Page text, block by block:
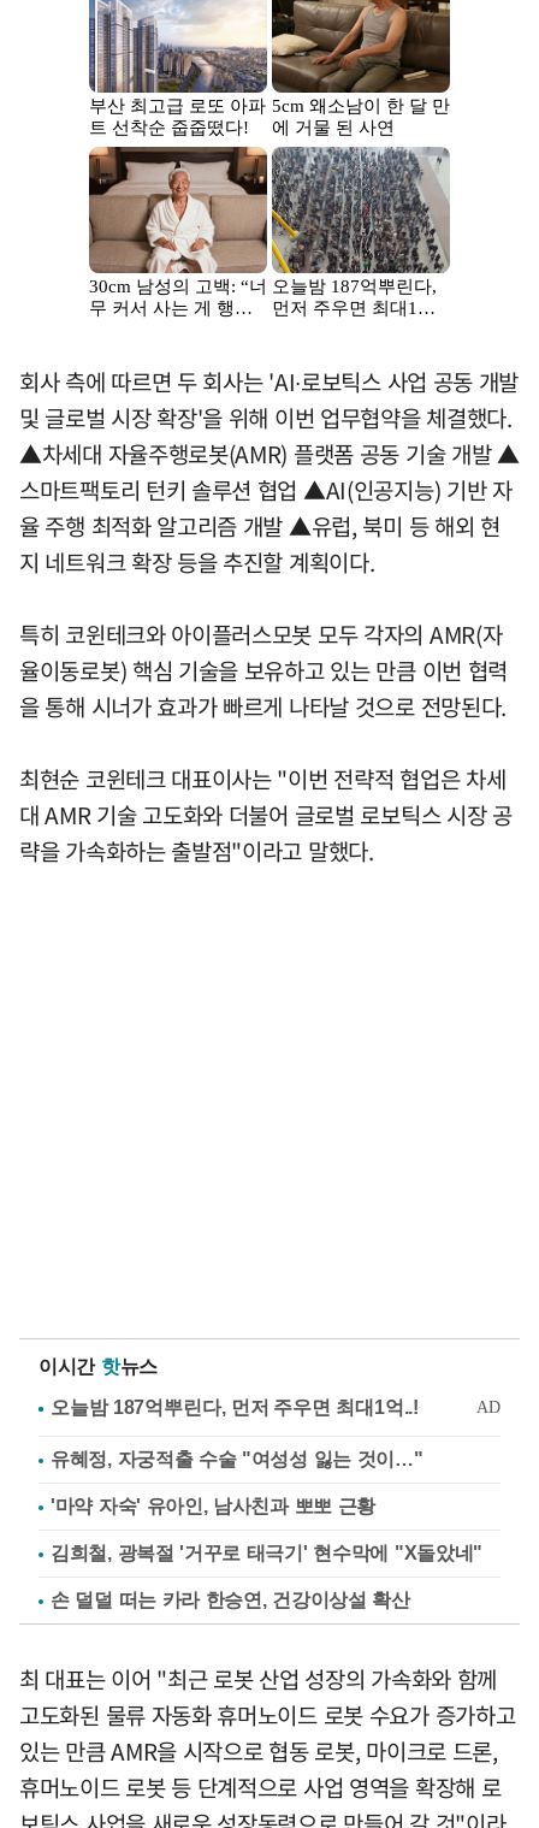
회사 측에 따르면 두 회사는 'AI∙로보틱스 사업 공동 개발
및 글로벌 시장 확장'을 위해 이번 업무협약을 체결했다.
▲차세대 자율주행로봇(AMR) 플랫폼 공동 기술 개발 ▲
스마트팩토리 턴키 솔루션 협업 ▲AI(인공지능) 기반 자
율 주행 최적화 알고리즘 개발 ▲유럽, 북미 등 해외 현
지 네트워크 확장 등을 추진할 계획이다.
특히 코윈테크와 아이플러스모봇 모두 각자의 AMR(자
율이동로봇) 핵심 기술을 보유하고 있는 만큼 이번 협력
을 통해 시너가 효과가 빠르게 나타날 것으로 전망된다.
최현순 코윈테크 대표이사는 "이번 전략적 협업은 차세
대 AMR 기술 고도화와 더불어 글로벌 로보틱스 시장 공
략을 가속화하는 출발점"이라고 말했다.
이시간 핫뉴스
유혜정, 자궁적출 수술 "여성성 잃는 것이…"
'마약 자숙' 유아인, 남사친과 뽀뽀 근황
김희철, 광복절 '거꾸로 태극기' 현수막에 "X돌았네"
손 덜덜 떠는 카라 한승연, 건강이상설 확산
최 대표는 이어 "최근 로봇 산업 성장의 가속화와 함께
고도화된 물류 자동화 휴머노이드 로봇 수요가 증가하고
있는 만큼 AMR을 시작으로 협동 로봇, 마이크로 드론,
휴머노이드 로봇 등 단계적으로 사업 영역을 확장해 로